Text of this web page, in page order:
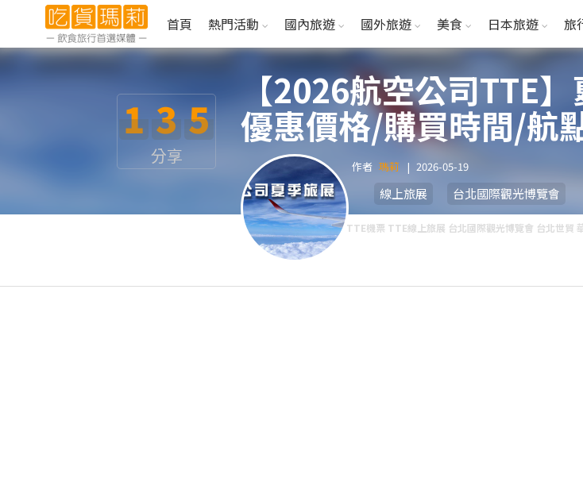
首頁 熱門活動 國內旅遊 國外旅遊 美食 日本旅遊 旅
1 3 5
分享
【2026航空公司TTE
優惠價格/購買時間/航
作者 瑪莉 | 2026-05-19
線上旅展 台北國際觀光博覽會
TTE機票 TTE線上旅展 台北國際觀光博覽會 台北世貿